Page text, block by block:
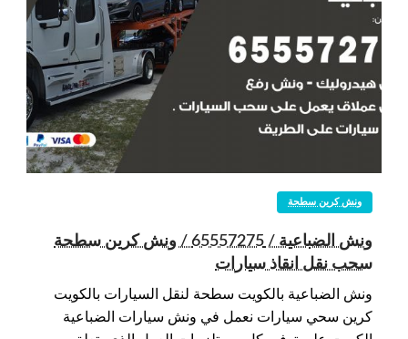
ونش كرين سطحة
ونش الضباعية / 65557275 / ونش كرين سطحة
سحب نقل انقاذ سيارات
ونش الضباعية بالكويت سطحة لنقل السيارات بالكويت
كرين سحي سيارات نعمل في ونش سيارات الضباعية